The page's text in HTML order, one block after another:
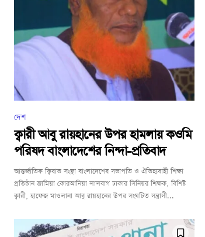
দেশ
ক্বারী আবু রায়হানের উপর হামলায় কওমি
পরিষদ বাংলাদেশের নিন্দা-প্রতিবাদ
আন্তর্জাতিক ক্বিরাত সংস্থা বাংলাদেশের সভাপতি ও ঐতিহ্যবাহী শিক্ষা
প্রতিষ্ঠান জামিয়া কোরআনিয়া লালবাগ ঢাকার সিনিয়র শিক্ষক, বিশিষ্ট
ক্বারী, হাফেজ মাওলানা আবু রায়হানের উপর সংঘটিত সন্ত্রাসী...